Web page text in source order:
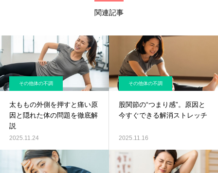
関連記事
その他体の不調
太ももの外側を押すと痛い原
因と隠れた体の問題を徹底解
説
2025.11.24
その他体の不調
股関節の“つまり感”。原因と
今すぐできる解消ストレッチ
2025.11.16